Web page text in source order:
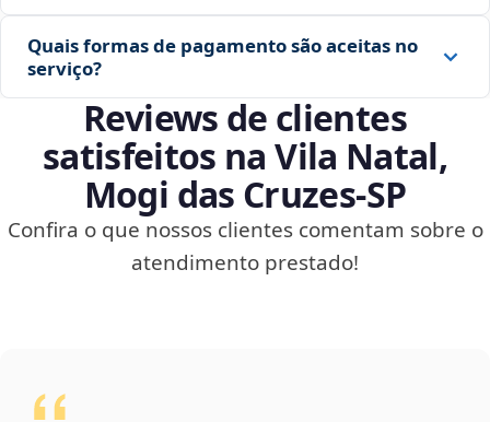
Quais formas de pagamento são aceitas no
serviço?
Reviews de clientes
satisfeitos na Vila Natal,
Mogi das Cruzes‑SP
Confira o que nossos clientes comentam sobre o
atendimento prestado!